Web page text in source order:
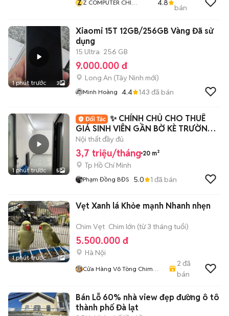
ZZ COMPUTER CHI
4.8
bán
1 phút trước 3
Xiaomi 15T 12GB/256GB Vàng Đã sử
dụng
15 Ultra 256 GB
9.000.000 đ
Long An (Tây Ninh mới)
Minh Hoàng 4.4 143 đã bán
1 phút trước 5
✨ CHÍNH CHỦ CHO THUÊ
GIÁ SINH VIÊN GẦN BỜ KÈ TRƯỜNG
SA QUẬN 3 ✅
Nội thất đầy đủ
3,7 triệu/tháng 20 m²
Tp Hồ Chí Minh
Phạm Đồng BĐS 5.0 1 đã bán
1 phút trước 1
Vẹt Xanh lá Khỏe mạnh Nhanh nhẹn
Chim Vẹt Chim lớn (từ 3 tháng tuổi)
5.500.000 đ
Hà Nội
Cửa Hàng Võ Tòng Chim
2 đã
bán
Bán Lỗ 60% nhà view đẹp đường ô tô
thành phố Đà lạt